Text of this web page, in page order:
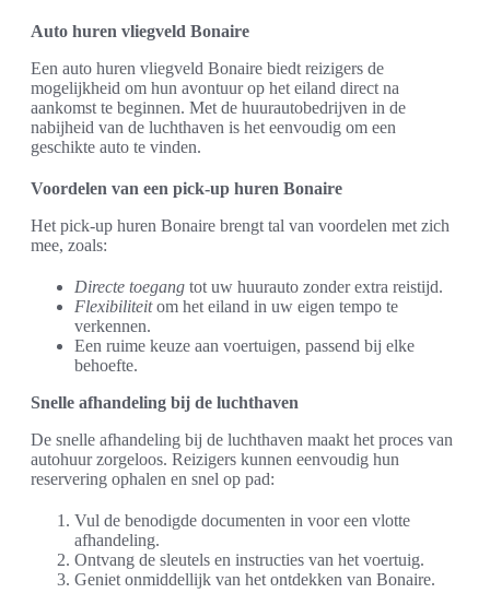
Auto huren vliegveld Bonaire
Een auto huren vliegveld Bonaire biedt reizigers de
mogelijkheid om hun avontuur op het eiland direct na
aankomst te beginnen. Met de huurautobedrijven in de
nabijheid van de luchthaven is het eenvoudig om een
geschikte auto te vinden.
Voordelen van een pick-up huren Bonaire
Het pick-up huren Bonaire brengt tal van voordelen met zich
mee, zoals:
Directe toegang tot uw huurauto zonder extra reistijd.
Flexibiliteitom het eiland in uw eigen tempo te
verkennen.
Een ruime keuze aan voertuigen, passend bij elke
behoefte.
Snelle afhandeling bij de luchthaven
De snelle afhandeling bij de luchthaven maakt het proces van
autohuur zorgeloos. Reizigers kunnen eenvoudig hun
reservering ophalen en snel op pad:
Vul de benodigde documenten in voor een vlotte
afhandeling.
Ontvang de sleutels en instructies van het voertuig.
Geniet onmiddellijk van het ontdekken van Bonaire.